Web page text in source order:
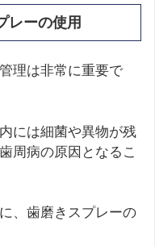
レーの使用
理は非常に重要で
には細菌や異物が残
周病の原因となるこ
、歯磨きスプレーの